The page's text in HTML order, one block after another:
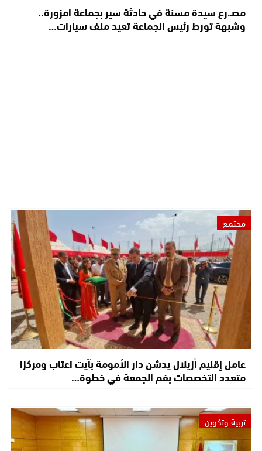
مصـ.رع سيدة مسنة في حادثة سير بجماعة امزورة..
وشبهة تورط رئيس الجماعة تعيد ملف سيارات…
مجتمع
عامل إقليم أزيلال يدشن دار الأمومة بآيت اعتاب ومركزا
متعدد التخصصات بفم الجمعة في خطوة…
تربية وتكوين